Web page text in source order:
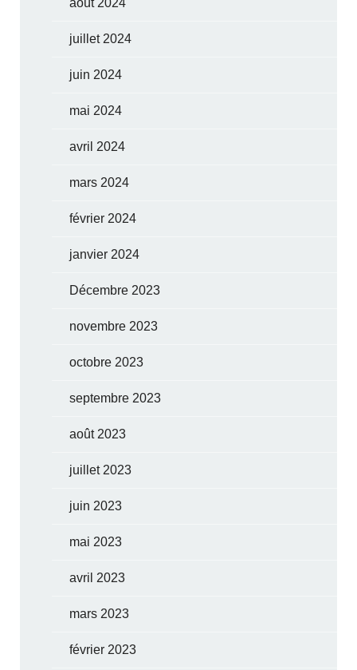
juillet 2024
juin 2024
mai 2024
avril 2024
mars 2024
février 2024
janvier 2024
Décembre 2023
novembre 2023
octobre 2023
septembre 2023
août 2023
juillet 2023
juin 2023
mai 2023
avril 2023
mars 2023
février 2023